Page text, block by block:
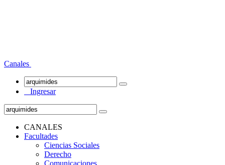
Canales
Ingresar
CANALES
Facultades
Ciencias Sociales
Derecho
Comunicaciones